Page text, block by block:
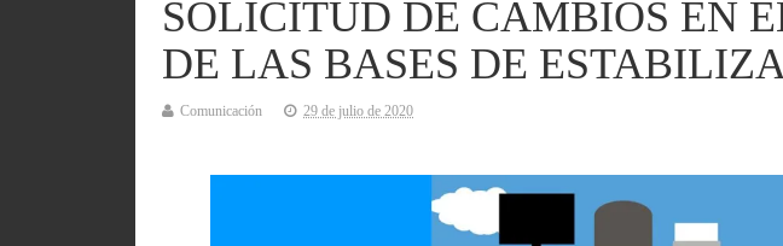
SOLICITUD DE CAMBIOS EN
DE LAS BASES DE
Comunicación 29 de julio de 2020